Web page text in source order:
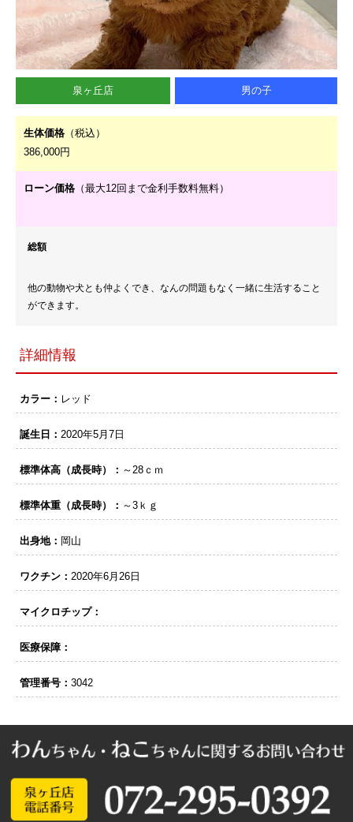
泉ヶ丘店 男の子
生体価格 （税込）
386,000円
ローン価格 （最大12回まで金利手数料無料）
総額
他の動物や犬とも仲よくでき、なんの問題もなく一緒に生活すること
ができます。
詳細情報
カラー： レッド
誕生日： 2020年5月7日
標準体高（成長時）： ～28ｃｍ
標準体重（成長時）： ～3ｋｇ
出身地： 岡山
ワクチン： 2020年6月26日
マイクロチップ：
医療保障：
管理番号： 3042